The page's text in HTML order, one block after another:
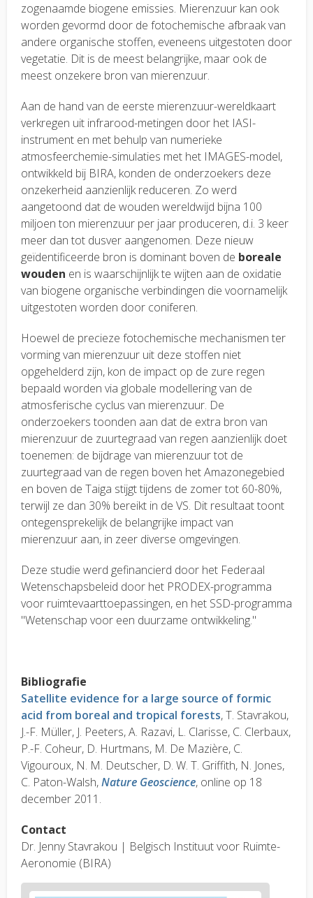
zogenaamde biogene emissies. Mierenzuur kan ook
worden gevormd door de fotochemische afbraak van
andere organische stoffen, eveneens uitgestoten door
vegetatie. Dit is de meest belangrijke, maar ook de
meest onzekere bron van mierenzuur.
Aan de hand van de eerste mierenzuur-wereldkaart
verkregen uit infrarood-metingen door het IASI-
instrument en met behulp van numerieke
atmosfeerchemie-simulaties met het IMAGES-model,
ontwikkeld bij BIRA, konden de onderzoekers deze
onzekerheid aanzienlijk reduceren. Zo werd
aangetoond dat de wouden wereldwijd bijna 100
miljoen ton mierenzuur per jaar produceren, d.i. 3 keer
meer dan tot dusver aangenomen. Deze nieuw
geïdentificeerde bron is dominant boven de boreale
wouden en is waarschijnlijk te wijten aan de oxidatie
van biogene organische verbindingen die voornamelijk
uitgestoten worden door coniferen.
Hoewel de precieze fotochemische mechanismen ter
vorming van mierenzuur uit deze stoffen niet
opgehelderd zijn, kon de impact op de zure regen
bepaald worden via globale modellering van de
atmosferische cyclus van mierenzuur. De
onderzoekers toonden aan dat de extra bron van
mierenzuur de zuurtegraad van regen aanzienlijk doet
toenemen: de bijdrage van mierenzuur tot de
zuurtegraad van de regen boven het Amazonegebied
en boven de Taiga stijgt tijdens de zomer tot 60-80%,
terwijl ze dan 30% bereikt in de VS. Dit resultaat toont
ontegensprekelijk de belangrijke impact van
mierenzuur aan, in zeer diverse omgevingen.
Deze studie werd gefinancierd door het Federaal
Wetenschapsbeleid door het PRODEX-programma
voor ruimtevaarttoepassingen, en het SSD-programma
"Wetenschap voor een duurzame ontwikkeling."
Bibliografie
Satellite evidence for a large source of formic
acid from boreal and tropical forests, T. Stavrakou,
J.-F. Müller, J. Peeters, A. Razavi, L. Clarisse, C. Clerbaux,
P.-F. Coheur, D. Hurtmans, M. De Mazière, C.
Vigouroux, N. M. Deutscher, D. W. T. Griffith, N. Jones,
C. Paton-Walsh,Nature Geoscience, online op 18
december 2011.
Contact
Dr. Jenny Stavrakou | Belgisch Instituut voor Ruimte-
Aeronomie (BIRA)